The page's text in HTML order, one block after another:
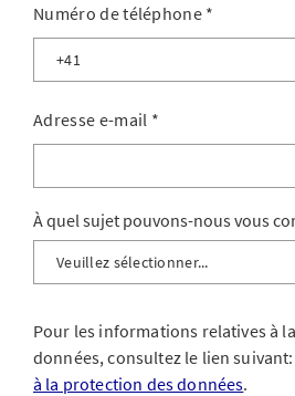
Numéro de téléphone *
Adresse e-mail *
À quel sujet pouvons-nous vous
Pour les informations relatives à
données, consultez le lien suivant:
à la protection des données.